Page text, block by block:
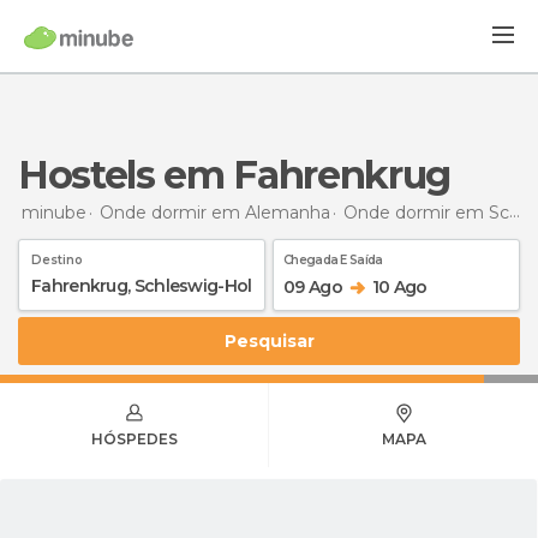
Hostels em Fahrenkrug
minube Onde dormir em Alemanha Onde dormir em Schleswig-Holstein
Destino Chegada E Saída
09 Ago 10 Ago
Pesquisar
HÓSPEDES MAPA